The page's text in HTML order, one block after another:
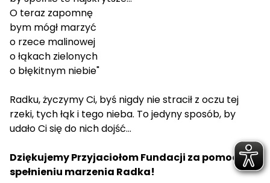
O teraz zapomnę
bym mógł marzyć
o rzece malinowej
o łąkach zielonych
o błękitnym niebie"
Radku, życzymy Ci, byś nigdy nie stracił z oczu tej
rzeki, tych łąk i tego nieba. To jedyny sposób, by
udało Ci się do nich dojść...
Dziękujemy Przyjaciołom Fundacji za pomoc w
spełnieniu marzenia Radka!